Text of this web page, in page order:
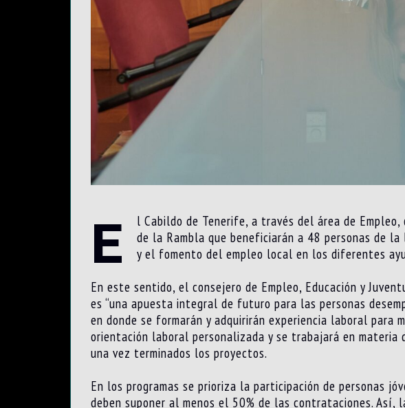
E
l Cabildo de Tenerife, a través del área de
de la Rambla que beneficiarán a 48 personas de
y el fomento del empleo local en los diferentes
En este sentido, el consejero de Empleo, Educación y
es “una apuesta integral de futuro para las personas
en donde se formarán y adquirirán experiencia laboral para
orientación laboral personalizada y se trabajará en
una vez terminados los proyectos.
En los programas se prioriza la participación de personas
deben suponer al menos el 50% de las contrataciones.